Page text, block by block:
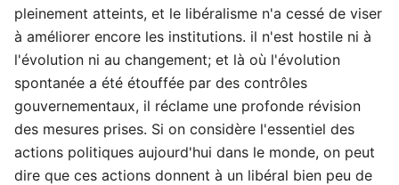
pleinement atteints, et le libéralisme n'a cessé de viser
à améliorer encore les institutions. il n'est hostile ni à
l'évolution ni au changement; et là où l'évolution
spontanée a été étouffée par des contrôles
gouvernementaux, il réclame une profonde révision
des mesures prises. Si on considère l'essentiel des
actions politiques aujourd'hui dans le monde, on peut
dire que ces actions donnent à un libéral bien peu de